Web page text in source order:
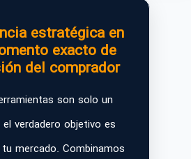
estratégica en
exacto de
del comprador
son solo un
el verdadero objetivo es
mercado. Combinamos